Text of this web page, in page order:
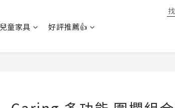
兒童家具 好評推薦👍